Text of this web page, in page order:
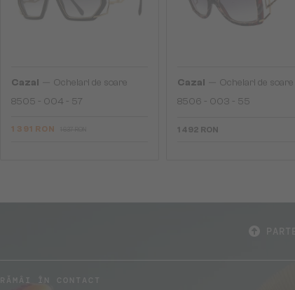
Cazal
Ochelari de soare
8505 - 004 - 57
1 391 RON
Cazal
Ochelari de soare
8506 - 003 - 55
1 492 RON
RĂMÂI ÎN CONTACT